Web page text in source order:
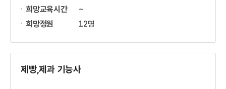
희망교육시간
~
희망정원
12명
제빵,제과 기능사